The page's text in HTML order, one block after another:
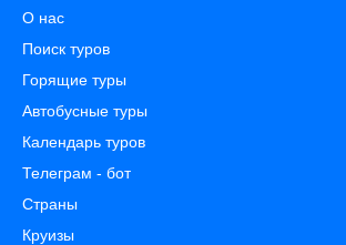
О нас
Поиск туров
Горящие туры
Автобусные туры
Календарь туров
Телеграм - бот
Страны
Круизы